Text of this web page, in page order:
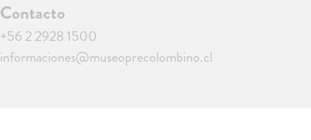
Contacto
+56 2 2928 1500
informaciones@museoprecolombino.cl